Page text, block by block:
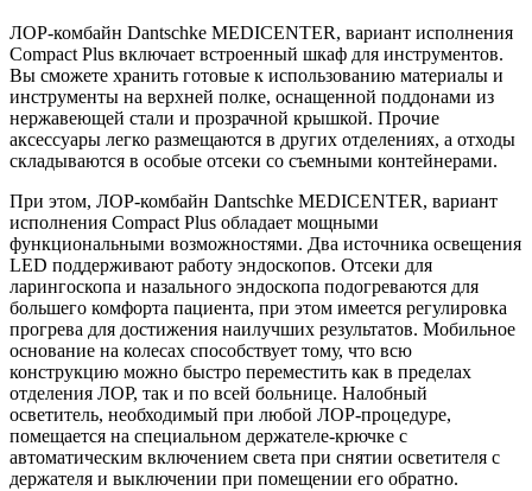
ЛОР-комбайн Dantschke MEDICENTER, вариант исполнения
Compact Plus включает встроенный шкаф для инструментов.
Вы сможете хранить готовые к использованию материалы и
инструменты на верхней полке, оснащенной поддонами из
нержавеющей стали и прозрачной крышкой. Прочие
аксессуары легко размещаются в других отделениях, а отходы
складываются в особые отсеки со съемными контейнерами.
При этом, ЛОР-комбайн Dantschke MEDICENTER, вариант
исполнения Compact Plus обладает мощными
функциональными возможностями. Два источника освещения
LED поддерживают работу эндоскопов. Отсеки для
ларингоскопа и назального эндоскопа подогреваются для
большего комфорта пациента, при этом имеется регулировка
прогрева для достижения наилучших результатов. Мобильное
основание на колесах способствует тому, что всю
конструкцию можно быстро переместить как в пределах
отделения ЛОР, так и по всей больнице. Налобный
осветитель, необходимый при любой ЛОР-процедуре,
помещается на специальном держателе-крючке с
автоматическим включением света при снятии осветителя с
держателя и выключении при помещении его обратно.